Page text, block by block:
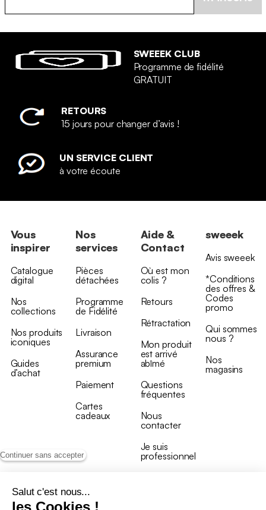
Continuer sans accepter
Salut c'est nous...
les Cookies !
SWEEEK CLUB
Programme de fidélité
GRATUIT
RETOURS
15 jours pour changer d’avis !
UN SERVICE CLIENT
à votre écoute
Vous
inspirer
Catalogue
digital
Nos
collections
Nos produits
iconiques
Guides
d’achat
Nos
services
Pièces
détachées
Programme
de Fidélité
Livraison
Assurance
premium
Paiement
Cartes
cadeaux
Aide &
Contact
Où est mon
colis ?
Retours
Rétractation
Mon produit
est arrivé
abîmé
Questions
fréquentes
Nous
contacter
Je suis
professionnel
sweeek
Avis sweeek
*Conditions
des offres &
Codes
promo
Qui sommes
nous ?
Nos
magasins